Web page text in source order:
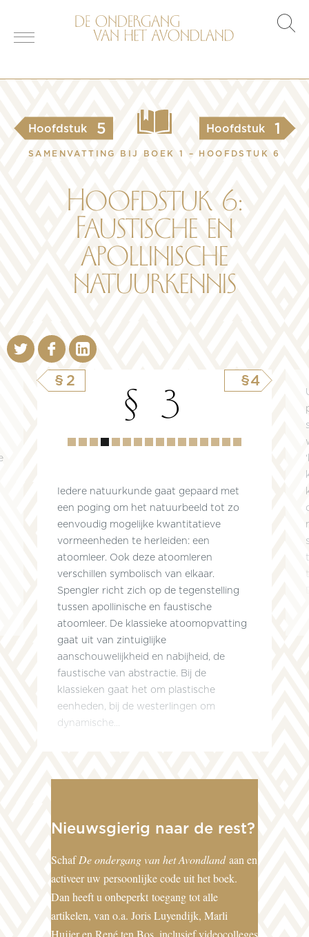
Hoofdstuk 5 Hoofdstuk 1
SAMENVATTING BIJ BOEK 1 – HOOFDSTUK 6
Hoofdstuk 6:
Faustische en
apollinische
natuurkennis
§2 §4
§ 3
Hoofdstuk
1 2 3 4 5 6 7 8 9 10 11 12 13 14
Iedere natuurkunde gaat gepaard met
een poging om het natuurbeeld tot zo
eenvoudig mogelijke kwantitatieve
vormeenheden te herleiden: een
atoomleer. Ook deze atoomleren
verschillen symbolisch van elkaar.
Spengler richt zich op de tegenstelling
tussen apollinische en faustische
atoomleer. De klassieke atoomopvatting
gaat uit van zintuiglijke
aanschouwelijkheid en nabijheid, de
faustische van abstractie. Bij de
klassieken gaat het om plastische
eenheden, bij de westerlingen om
dynamische...
Nieuwsgierig naar de rest?
SchafDe ondergang van het Avondlandaan en
activeer uw persoonlijke code uit het boek.
Dan heeft u onbeperkt toegang tot alle
artikelen, van o.a. Joris Luyendijk, Marli
Huijer en René ten Bos, inclusief videocolleges